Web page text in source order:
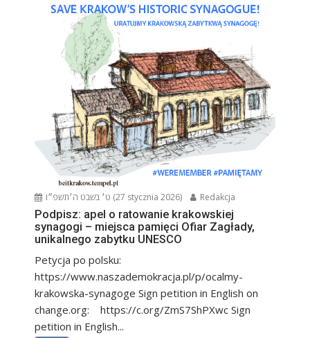
ט׳ בשבט ה׳תשפ״ו (27 stycznia 2026) Redakcja
Podpisz: apel o ratowanie krakowskiej
synagogi – miejsca pamięci Ofiar Zagłady,
unikalnego zabytku UNESCO
Petycja po polsku:
https://www.naszademokracja.pl/p/ocalmy-
krakowska-synagoge Sign petition in English on
change.org: https://c.org/ZmS7ShPXwc Sign
petition in English...